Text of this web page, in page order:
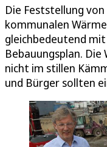
Die Feststellung
kommunalen
gleichbedeutend
Bebauungsplan.
nicht im stillen
und Bürger sollten